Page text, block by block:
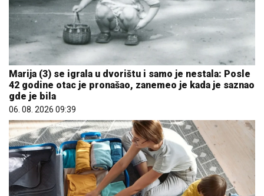
Marija (3) se igrala u dvorištu i samo je nestala: Posle
42 godine otac je pronašao, zanemeo je kada je saznao
gde je bila
06. 08. 2026 09:39